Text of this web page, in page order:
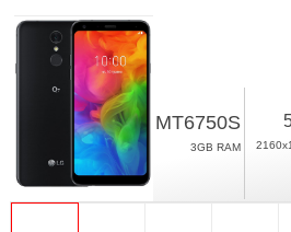
MT6750S
3GB RAM